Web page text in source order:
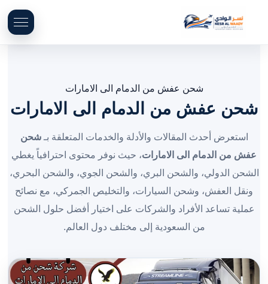
شحن عفش من الدمام الى الامارات
شحن عفش من الدمام الى الامارات
استعرض أحدث المقالات والأدلة والخدمات المتعلقة بـشحن
عفش من الدمام الى الامارات، حيث نوفر محتوى احترافياً يغطي
الشحن الدولي، والشحن البري، والشحن الجوي، والشحن البحري،
ونقل العفش، وشحن السيارات، والتخليص الجمركي، مع نصائح
عملية تساعد الأفراد والشركات على اختيار أفضل حلول الشحن
من السعودية إلى مختلف دول العالم.